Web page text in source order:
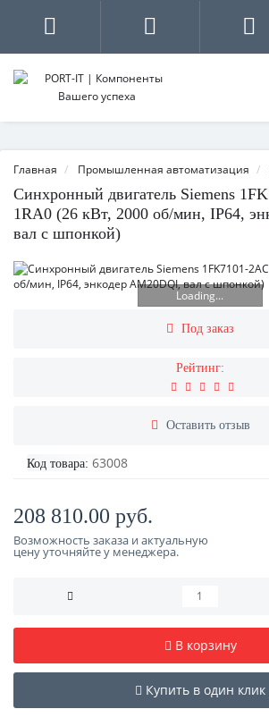
Главная Промышленная автоматизация
Синхронный двигатель Siemens
1RA0 (26 кВт, 2000 об/мин, IP64,
вал с шпонкой)
Loading...
Под заказ
Рейтинг:
Оставить отзыв
Код товара: 63008
208 810.00 руб.
Возможность заказа и актуальную
цену уточняйте у менеджера.
В корзину
Купить в один клик